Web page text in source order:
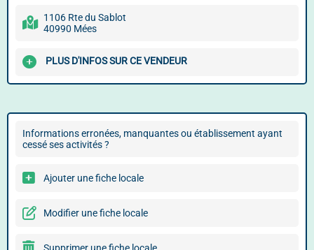
1106 Rte du Sablot
40990 Mées
PLUS D'INFOS SUR CE VENDEUR
Informations erronées, manquantes ou établissement ayant
cessé ses activités ?
Ajouter une fiche locale
Modifier une fiche locale